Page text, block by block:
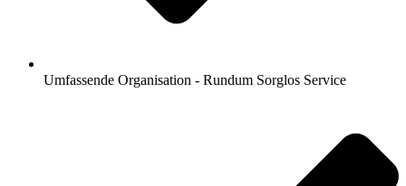
Umfassende Organisation - Rundum Sorglos Service